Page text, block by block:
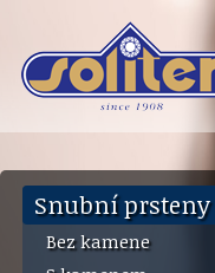
Snubní prsteny
Bez kamene